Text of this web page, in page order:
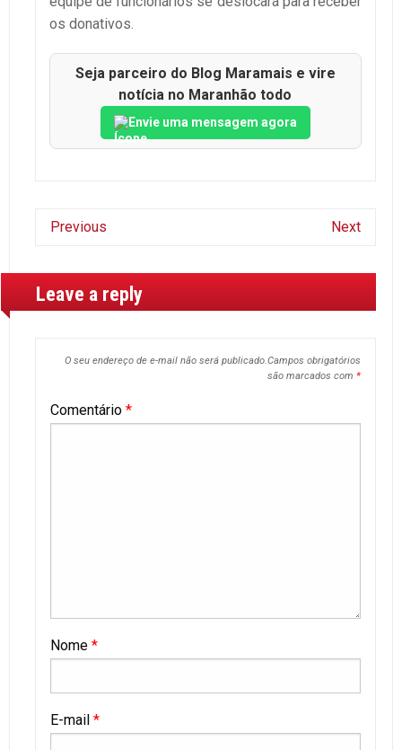
os donativos.
Seja parceiro do Blog Maramais e vire
notícia no Maranhão todo
Envie uma mensagem agora
Previous Next
Leave a reply
O seu endereço de e-mail não será publicado.Campos obrigatórios
são marcados com *
Comentário *
Nome *
E-mail *